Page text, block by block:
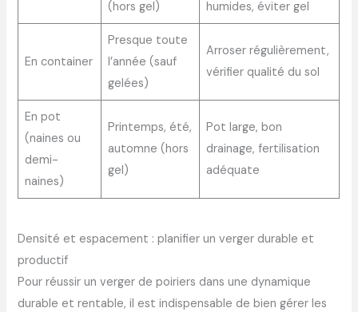
(hors gel)
humides, éviter gel
En container
Presque toute
l’année (sauf
gelées)
Arroser régulièrement,
vérifier qualité du sol
En pot
(naines ou
demi-
naines)
Printemps, été,
automne (hors
gel)
Pot large, bon
drainage, fertilisation
adéquate
Densité et espacement : planifier un verger durable et
productif
Pour réussir un verger de poiriers dans une dynamique
durable et rentable, il est indispensable de bien gérer les